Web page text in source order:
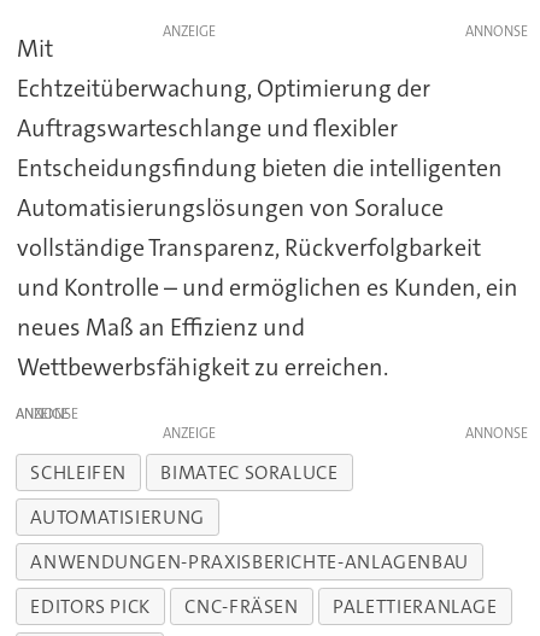
ANZEIGE
Mit
Echtzeitüberwachung, Optimierung der
Auftragswarteschlange und flexibler
Entscheidungsfindung bieten die intelligenten
Automatisierungslösungen von Soraluce
vollständige Transparenz, Rückverfolgbarkeit
und Kontrolle – und ermöglichen es Kunden, ein
neues Maß an Effizienz und
Wettbewerbsfähigkeit zu erreichen.
ANZEIGE
ANZEIGE
SCHLEIFEN
BIMATEC SORALUCE
AUTOMATISIERUNG
ANWENDUNGEN-PRAXISBERICHTE-ANLAGENBAU
EDITORS PICK
CNC-FRÄSEN
PALETTIERANLAGE